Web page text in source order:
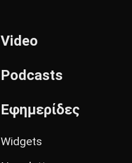
Video
Podcasts
Εφημερίδες
Widgets